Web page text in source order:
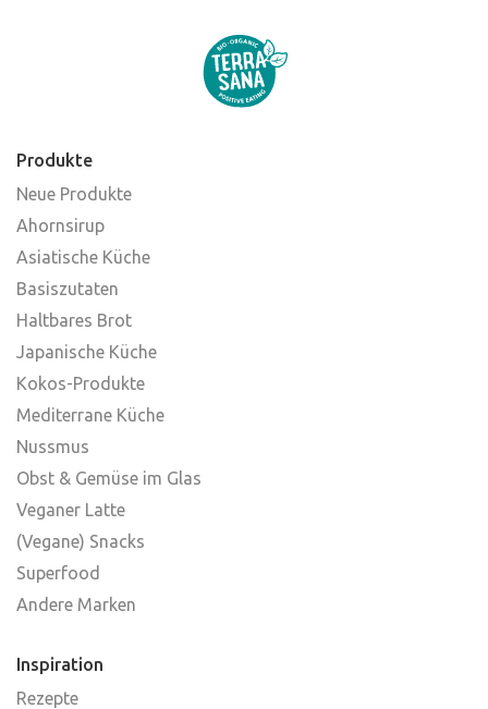
Produkte
Neue Produkte
Ahornsirup
Asiatische Küche
Basiszutaten
Haltbares Brot
Japanische Küche
Kokos-Produkte
Mediterrane Küche
Nussmus
Obst & Gemüse im Glas
Veganer Latte
(Vegane) Snacks
Superfood
Andere Marken
Inspiration
Rezepte